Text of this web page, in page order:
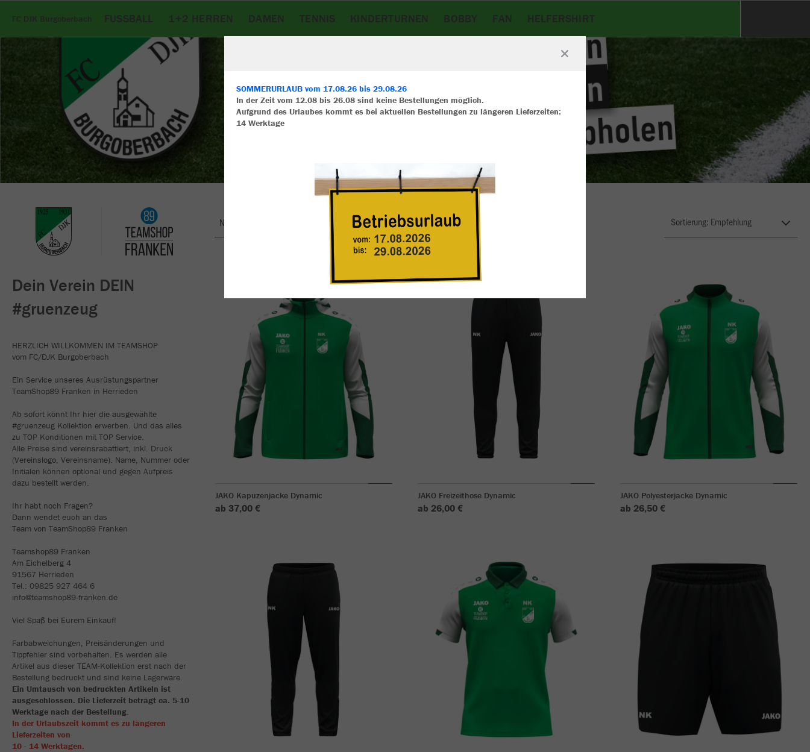
FC DJK Burgoberbach FUSSBALL 1+2 HERREN DAMEN TENNIS KINDERTURNEN BOBBY FAN HELFERSHIRT
Dein Verein DEIN
#gruenzeug
HERZLICH WILLKOMMEN IM TEAMSHOP
vom FC/DJK Burgoberbach
Ein Service unseres Ausrüstungspartner
TeamShop89 Franken in Herrieden
Ab sofort könnt Ihr hier die ausgewählte
#gruenzeug Kollektion erwerben. Und das alles
zu TOP Konditionen mit TOP Service.
Alle Preise sind vereinsrabattiert, inkl. Druck
(Vereinslogo, Vereinsname). Name, Nummer oder
Initialen können optional und gegen Aufpreis
dazu bestellt werden.
Ihr habt noch Fragen?
Dann wendet euch an das
Team von TeamShop89 Franken
Teamshop89 Franken
Am Eichelberg 4
91567 Herrieden
Tel.: 09825 927 464 6
info@teamshop89-franken.de
Viel Spaß bei Eurem Einkauf!
Farbabweichungen, Preisänderungen und
Tippfehler sind vorbehalten. Es werden alle
Artikel aus dieser TEAM-Kollektion erst nach der
Bestellung bedruckt und sind keine Lagerware.
Ein Umtausch von bedruckten Artikeln ist
ausgeschlossen. Die Lieferzeit beträgt ca. 5-10
Werktage nach der Bestellung.
In der Urlaubszeit kommt es zu längeren
Lieferzeiten von
10 - 14 Werktagen.
Nachhaltig Farbe
JAKO Kapuzenjacke Dynamic
ab 37,00 €
JAKO Freizeithose Dynamic
ab 26,00 €
JAKO Polyesterjacke Dynamic
ab 26,50 €
SOMMERURLAUB vom 17.08.26 bis 29.08.26
In der Zeit vom 12.08 bis 26.08 sind keine Bestellungen möglich.
Aufgrund des Urlaubes kommt es bei aktuellen Bestellungen zu längeren Lieferzeiten:
14 Werktage
Wir verwenden Cookies
Durch die Analyse der Besucherdaten können wir dir personalisierte Inhalte
Alle akzeptieren
mehr Infos